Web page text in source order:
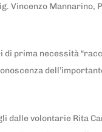
Vincenzo Mannarino,
di prima necessità
volontarie Rita